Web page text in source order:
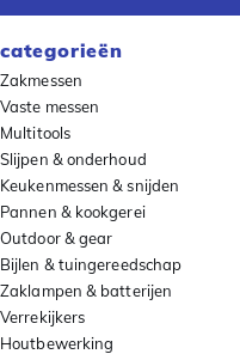
categorieën
Zakmessen
Vaste messen
Multitools
Slijpen & onderhoud
Keukenmessen & snijden
Pannen & kookgerei
Outdoor & gear
Bijlen & tuingereedschap
Zaklampen & batterijen
Verrekijkers
Houtbewerking